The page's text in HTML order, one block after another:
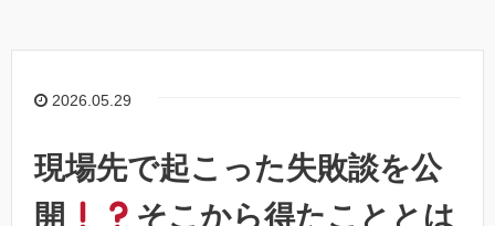
2026.05.29
現場先で起こった失敗談を公
開
そこから得たこととは